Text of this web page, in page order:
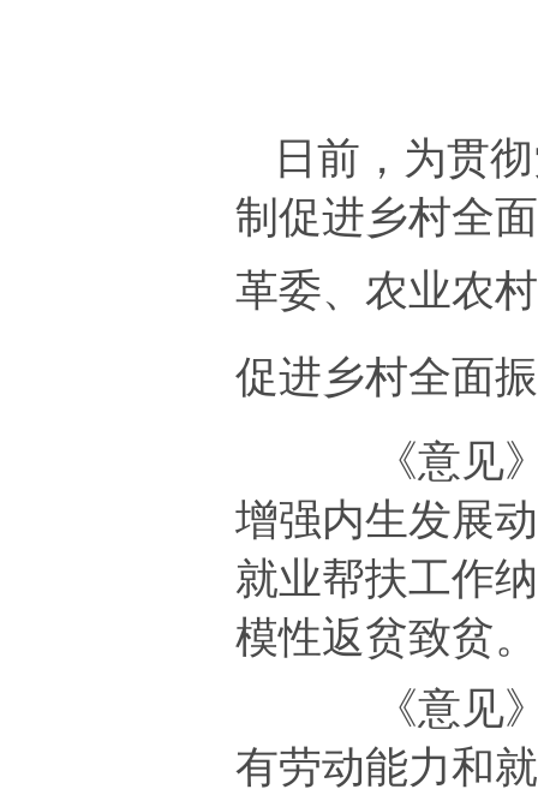
日前，为贯
制促进乡村全
革委、农业农
促进乡村全面
《意见
增强内生发展
就业帮扶工作纳
模性返贫致贫。
《意见
有劳动能力和